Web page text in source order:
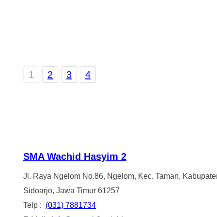
1 2 3 4
SMA Wachid Hasyim 2
Jl. Raya Ngelom No.86, Ngelom, Kec. Taman,
Sidoarjo, Jawa Timur 61257
Telp : (031) 7881734